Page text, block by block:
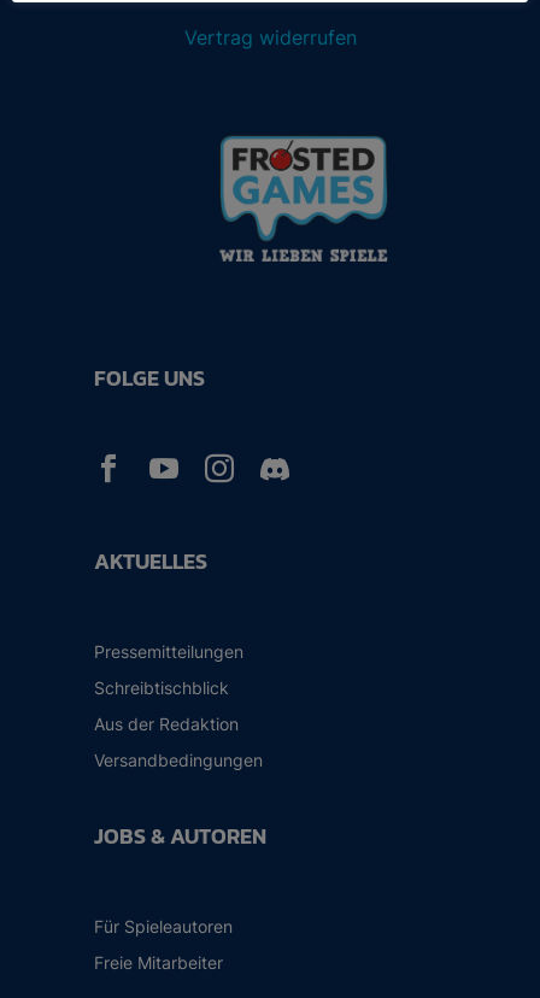
Vertrag widerrufen
AKTUELLES
Pressemitteilungen
Schreibtischblick
Aus der Redaktion
Versandbedingungen
JOBS & AUTOREN
Für Spieleautoren
Freie Mitarbeiter
FOLGE UNS
  